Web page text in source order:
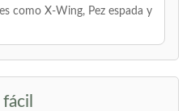
como X-Wing, Pez espada y